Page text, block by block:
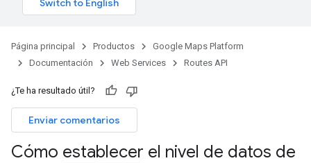
Página principal Productos
Google Maps Platform
Documentación
Web Services Routes API
¿Te ha resultado útil?
Enviar comentarios
Cómo establecer el nivel de datos de